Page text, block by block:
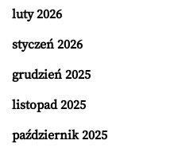
luty 2026
styczeń 2026
grudzień 2025
listopad 2025
październik 2025